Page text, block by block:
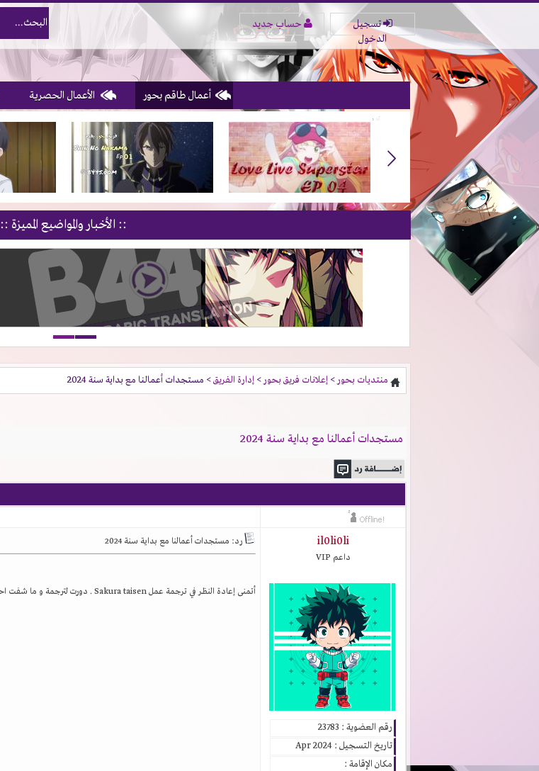
تسجيل
الدخول
حساب جديد
أعمال طاقم بحور الأعمال الحصرية
3, 4, 5 & 6of 10
:: الأخبار والمواضيع المميزة ::
منتديات بحور > إعلانات فريق بحور > إدارة الفريق> مستجدات أعمالنا مع بداية سنة 2024
مستجدات أعمالنا مع بداية سنة 2024
il0li0li
داعم VIP
رقم العضوية : 23783
تاريخ التسجيل : Apr 2024
مكان الإقامة :
رد: مستجدات أعمالنا مع بداية سنة 2024
أتمنى إعادة النظر في ترجمة عمل Sakura taisen . دورت لترجمة و ما شفت احد ترجمه.